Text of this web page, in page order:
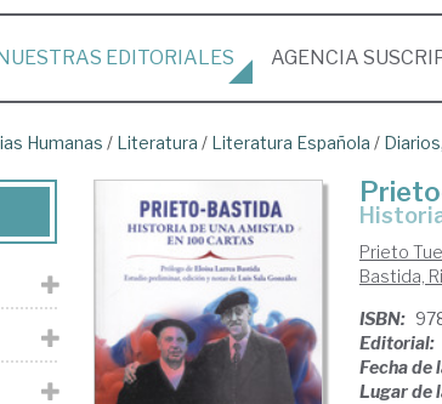
EDITORIALES AGENCIA
Humanas / Literatura / Literatura Española /
Prieto
Bastida,
ISBN:
Editorial:
Fecha de
Lugar de